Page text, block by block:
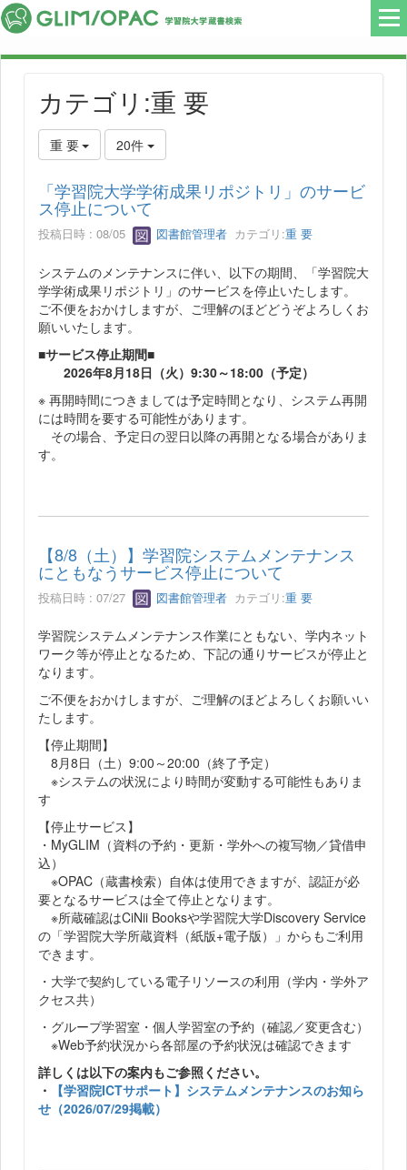
カテゴリ:重 要
重 要 20件
「学習院大学学術成果リポジトリ」のサービ
ス停止について
投稿日時 : 08/05 図書館管理者 カテゴリ:重 要
システムのメンテナンスに伴い、以下の期間、「学習院大
学学術成果リポジトリ」のサービスを停止いたします。
ご不便をおかけしますが、ご理解のほどどうぞよろしくお
願いいたします。
■サービス停止期間■
2026年8月18日（火）9:30～18:00（予定）
※ 再開時間につきましては予定時間となり、システム再開
には時間を要する可能性があります。
その場合、予定日の翌日以降の再開となる場合がありま
す。
【8/8（土）】学習院システムメンテナンス
にともなうサービス停止について
投稿日時 : 07/27 図書館管理者 カテゴリ:重 要
学習院システムメンテナンス作業にともない、学内ネット
ワーク等が停止となるため、下記の通りサービスが停止と
なります。
ご不便をおかけしますが、ご理解のほどよろしくお願いい
たします。
【停止期間】
8月8日（土）9:00～20:00（終了予定）
※システムの状況により時間が変動する可能性もありま
す
【停止サービス】
・MyGLIM（資料の予約・更新・学外への複写物／貸借申
込）
※OPAC（蔵書検索）自体は使用できますが、認証が必
要となるサービスは全て停止となります。
※所蔵確認はCiNii Booksや学習院大学Discovery Service
の「学習院大学所蔵資料（紙版+電子版）」からもご利用
できます。
・大学で契約している電子リソースの利用（学内・学外ア
クセス共）
・グループ学習室・個人学習室の予約（確認／変更含む）
※Web予約状況から各部屋の予約状況は確認できます
詳しくは以下の案内もご参照ください。
・
【学習院ICTサポート】システムメンテナンスのお知ら
せ（2026/07/29掲載）